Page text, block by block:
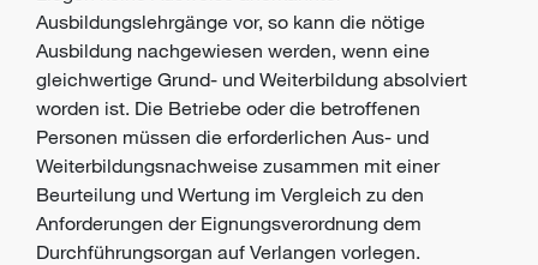
Ausbildungslehrgänge vor, so kann die nötige
Ausbildung nachgewiesen werden, wenn eine
gleichwertige Grund- und Weiterbildung absolviert
worden ist. Die Betriebe oder die betroffenen
Personen müssen die erforderlichen Aus- und
Weiterbildungsnachweise zusammen mit einer
Beurteilung und Wertung im Vergleich zu den
Anforderungen der Eignungsverordnung dem
Durchführungsorgan auf Verlangen vorlegen.